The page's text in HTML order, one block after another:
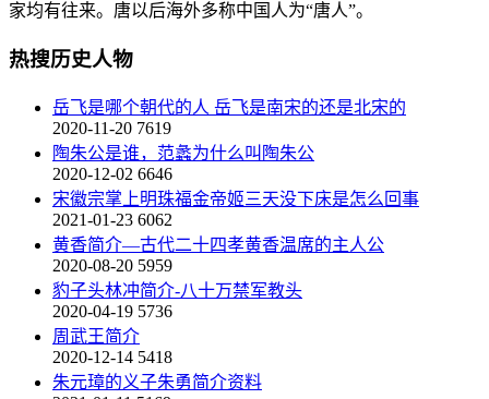
家均有往来。唐以后海外多称中国人为“唐人”。
热搜历史人物
岳飞是哪个朝代的人 岳飞是南宋的还是北宋的
2020-11-20 7619
陶朱公是谁，范蠡为什么叫陶朱公
2020-12-02 6646
宋徽宗掌上明珠福金帝姬三天没下床是怎么回事
2021-01-23 6062
黄香简介—古代二十四孝黄香温席的主人公
2020-08-20 5959
豹子头林冲简介-八十万禁军教头
2020-04-19 5736
周武王简介
2020-12-14 5418
朱元璋的义子朱勇简介资料